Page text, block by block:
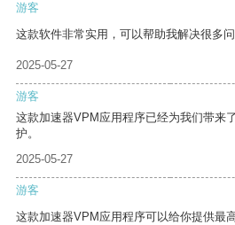
游客
这款软件非常实用，可以帮助我解决很多问
2025-05-27
游客
这款加速器VPM应用程序已经为我们带来
护。
2025-05-27
游客
这款加速器VPM应用程序可以给你提供最